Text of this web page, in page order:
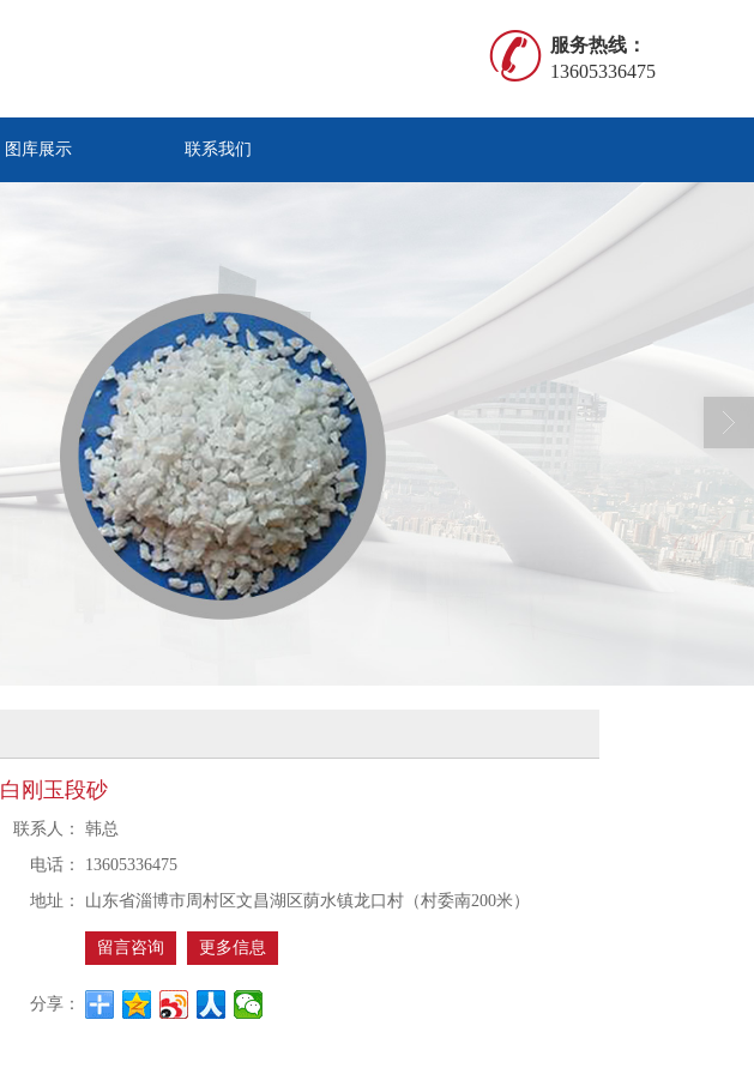
服务热线：
13605336475
图库展示 联系我们
白刚玉段砂
联系人：
韩总
电话：
13605336475
地址：
山东省淄博市周村区文昌湖区荫水镇龙口村（村委南200米）
留言咨询 更多信息
分享：